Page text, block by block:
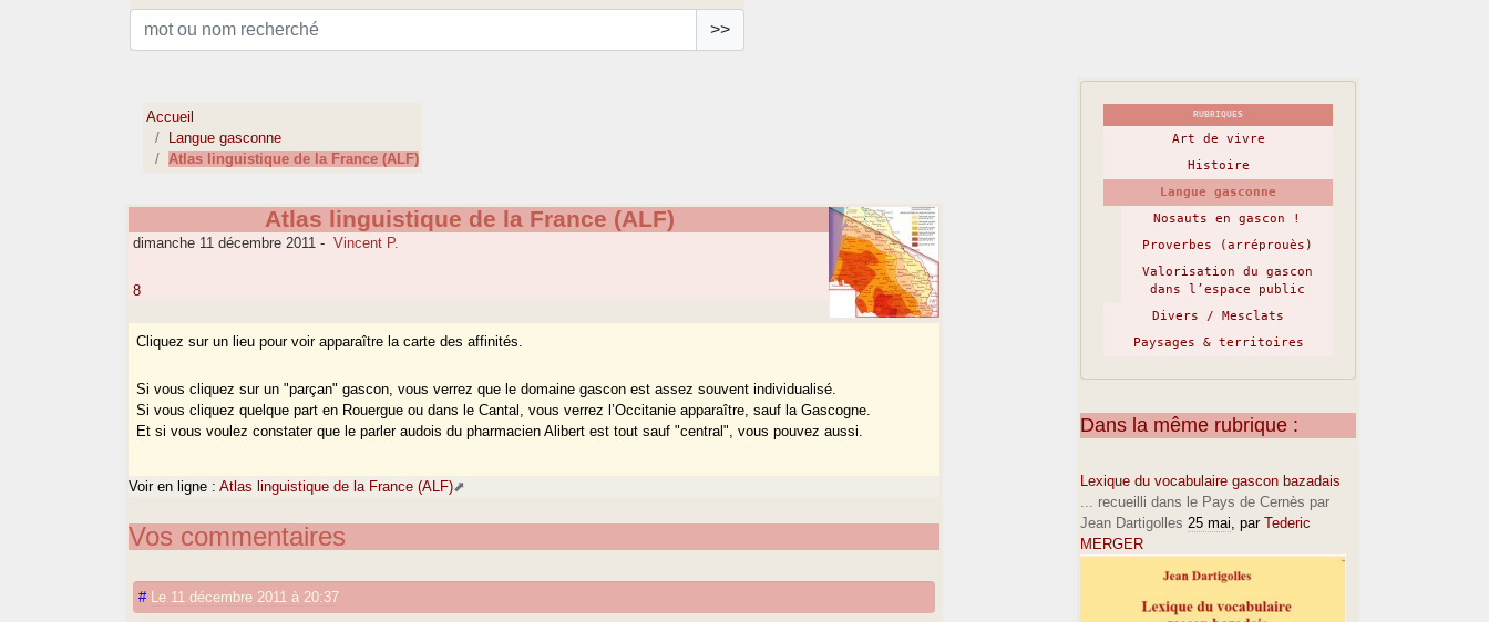
>>
Accueil
Langue gasconne
Atlas linguistique de la France (ALF)
Atlas linguistique de la France (ALF)
dimanche 11 décembre 2011 - Vincent P.
8
Cliquez sur un lieu pour voir apparaître la carte des affinités.
Si vous cliquez sur un "parçan" gascon, vous verrez que le domaine gascon est assez souvent individualisé.
Si vous cliquez quelque part en Rouergue ou dans le Cantal, vous verrez l’Occitanie apparaître, sauf la Gascogne.
Et si vous voulez constater que le parler audois du pharmacien Alibert est tout sauf "central", vous pouvez aussi.
Voir en ligne :Atlas linguistique de la France (ALF)
Vos commentaires
# Le 11 décembre 2011 à 20:37
RUBRIQUES
Art de vivre
Histoire
Langue gasconne
Nosauts en gascon !
Proverbes (arréprouès)
Valorisation du gascon
dans l’espace public
Divers / Mesclats
Paysages & territoires
Dans la même rubrique :
Lexique du vocabulaire gascon bazadais
... recueilli dans le Pays de Cernès par
Jean Dartigolles 25 mai, par Tederic
MERGER